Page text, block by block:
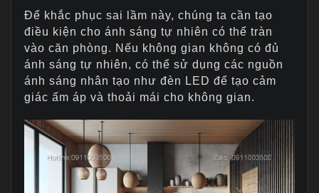
Để khắc phục sai lầm này, chúng ta cần tạo
điều kiện cho ánh sáng tự nhiên có thể tràn
vào căn phòng. Nếu không gian không có đủ
ánh sáng tự nhiên, có thể sử dụng các nguồn
ánh sáng nhân tạo như đèn LED để tạo cảm
giác ấm áp và thoải mái cho không gian.